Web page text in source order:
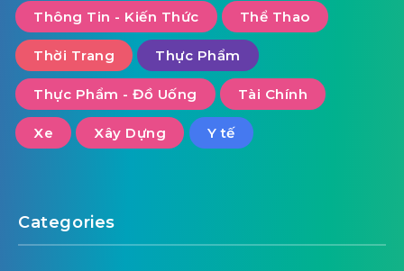
Thông Tin - Kiến Thức Thể Thao
Thời Trang Thực Phẩm
Thực Phẩm - Đồ Uống Tài Chính
Xe Xây Dựng Y tế
Categories